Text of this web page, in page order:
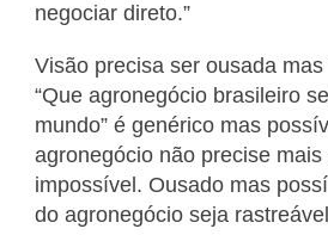
negociar direto.”
Visão precisa ser ousada
“Que agronegócio brasileiro
mundo” é genérico mas
agronegócio não precise mais
impossível. Ousado mas
do agronegócio seja